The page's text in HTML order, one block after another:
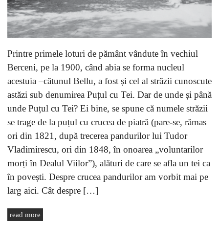
Printre primele loturi de pământ vândute în vechiul
Berceni, pe la 1900, când abia se forma nucleul
acestuia –cătunul Bellu, a fost și cel al străzii cunoscute
astăzi sub denumirea Puțul cu Tei. Dar de unde și până
unde Puțul cu Tei? Ei bine, se spune că numele străzii
se trage de la puțul cu crucea de piatră (pare-se, rămas
ori din 1821, după trecerea pandurilor lui Tudor
Vladimirescu, ori din 1848, în onoarea „voluntarilor
morți în Dealul Viilor”), alături de care se afla un tei ca
în povești. Despre crucea pandurilor am vorbit mai pe
larg aici. Cât despre […]
read more